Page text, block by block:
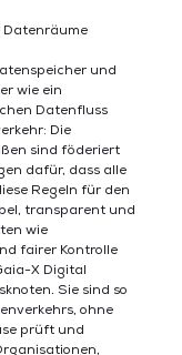
Datenräume
und
wie ein
Datenfluss
Die
sind föderiert
dafür, dass alle
Regeln für den
transparent und
wie
fairer Kontrolle
X Digital
Sie sind so
ohne
prüft und